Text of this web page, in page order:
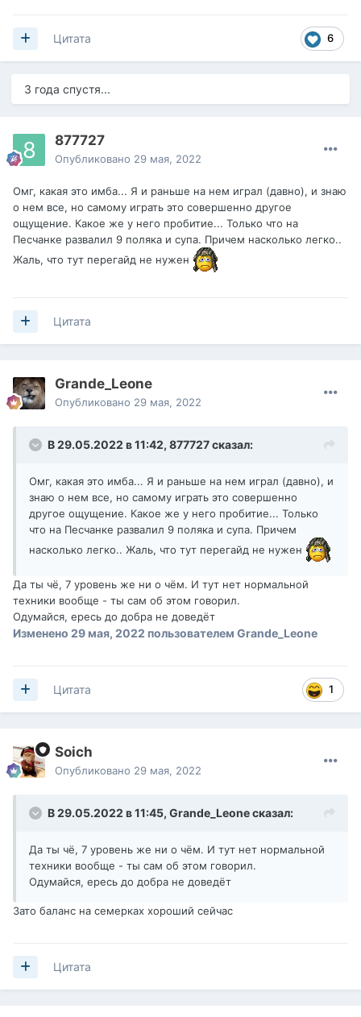
6
Цитата
3 года спустя...
877727
Опубликовано 29 мая, 2022
Омг, какая это имба... Я и раньше на нем играл (давно), и знаю
о нем все, но самому играть это совершенно другое
ощущение. Какое же у него пробитие... Только что на
Песчанке развалил 9 поляка и супа. Причем насколько легко..
Жаль, что тут перегайд не нужен
Цитата
Grande_Leone
Опубликовано 29 мая, 2022
В 29.05.2022 в 11:42, 877727сказал:
Омг, какая это имба... Я и раньше на нем играл (давно), и
знаю о нем все, но самому играть это совершенно
другое ощущение. Какое же у него пробитие... Только
что на Песчанке развалил 9 поляка и супа. Причем
насколько легко.. Жаль, что тут перегайд не нужен
Да ты чё, 7 уровень же ни о чём. И тут нет нормальной
техники вообще - ты сам об этом говорил.
Одумайся, ересь до добра не доведёт
Изменено 29 мая, 2022 пользователем Grande_Leone
1
Цитата
Soich
Опубликовано 29 мая, 2022
В 29.05.2022 в 11:45, Grande_Leoneсказал:
Да ты чё, 7 уровень же ни о чём. И тут нет нормальной
техники вообще - ты сам об этом говорил.
Одумайся, ересь до добра не доведёт
Зато баланс на семерках хороший сейчас
Цитата